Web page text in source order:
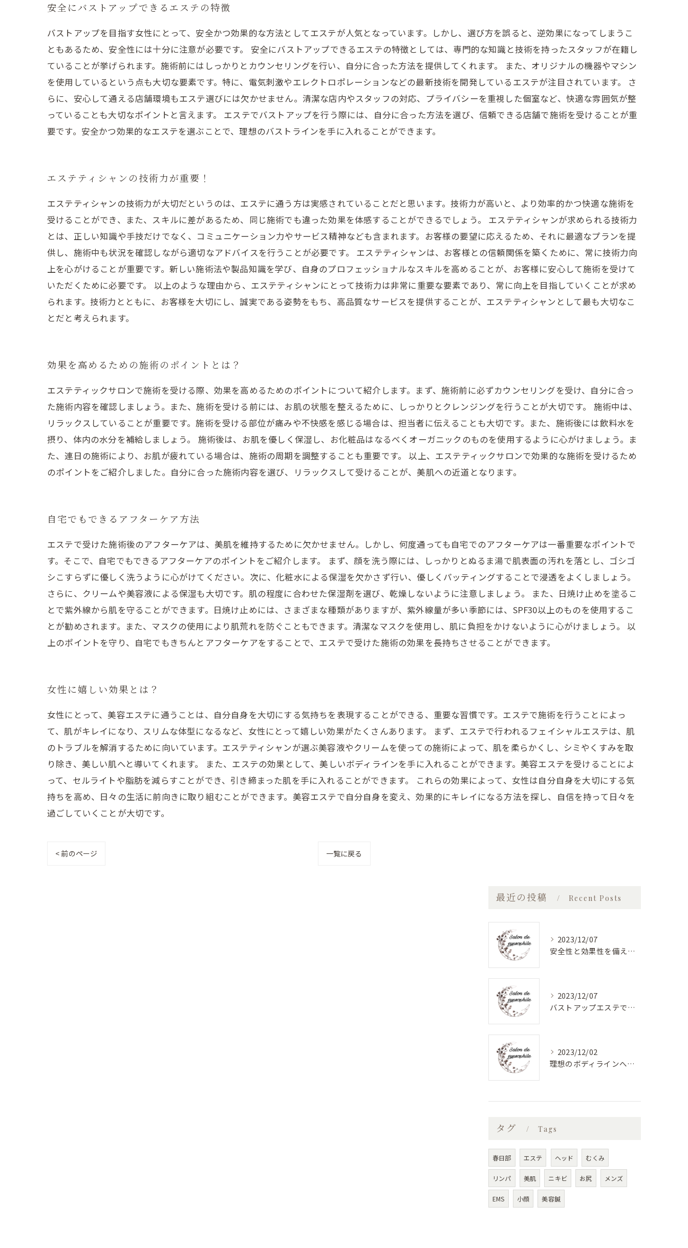
安全にバストアップできるエステの特徴
バストアップを目指す女性にとって、安全かつ効果的な方法としてエステが人気となっています。しかし、選び方を誤ると、逆効果になってしまうこ
ともあるため、安全性には十分に注意が必要です。 安全にバストアップできるエステの特徴としては、専門的な知識と技術を持ったスタッフが在籍し
ていることが挙げられます。施術前にはしっかりとカウンセリングを行い、自分に合った方法を提供してくれます。 また、オリジナルの機器やマシン
を使用しているという点も大切な要素です。特に、電気刺激やエレクトロポレーションなどの最新技術を開発しているエステが注目されています。 さ
らに、安心して通える店舗環境もエステ選びには欠かせません。清潔な店内やスタッフの対応、プライバシーを重視した個室など、快適な雰囲気が整
っていることも大切なポイントと言えます。 エステでバストアップを行う際には、自分に合った方法を選び、信頼できる店舗で施術を受けることが重
要です。安全かつ効果的なエステを選ぶことで、理想のバストラインを手に入れることができます。
エステティシャンの技術力が重要！
エステティシャンの技術力が大切だというのは、エステに通う方は実感されていることだと思います。技術力が高いと、より効率的かつ快適な施術を
受けることができ、また、スキルに差があるため、同じ施術でも違った効果を体感することができるでしょう。 エステティシャンが求められる技術力
とは、正しい知識や手技だけでなく、コミュニケーション力やサービス精神なども含まれます。お客様の要望に応えるため、それに最適なプランを提
供し、施術中も状況を確認しながら適切なアドバイスを行うことが必要です。 エステティシャンは、お客様との信頼関係を築くために、常に技術力向
上を心がけることが重要です。新しい施術法や製品知識を学び、自身のプロフェッショナルなスキルを高めることが、お客様に安心して施術を受けて
いただくために必要です。 以上のような理由から、エステティシャンにとって技術力は非常に重要な要素であり、常に向上を目指していくことが求め
られます。技術力とともに、お客様を大切にし、誠実である姿勢をもち、高品質なサービスを提供することが、エステティシャンとして最も大切なこ
とだと考えられます。
効果を高めるための施術のポイントとは？
エステティックサロンで施術を受ける際、効果を高めるためのポイントについて紹介します。まず、施術前に必ずカウンセリングを受け、自分に合っ
た施術内容を確認しましょう。また、施術を受ける前には、お肌の状態を整えるために、しっかりとクレンジングを行うことが大切です。 施術中は、
リラックスしていることが重要です。施術を受ける部位が痛みや不快感を感じる場合は、担当者に伝えることも大切です。また、施術後には飲料水を
摂り、体内の水分を補給しましょう。 施術後は、お肌を優しく保湿し、お化粧品はなるべくオーガニックのものを使用するように心がけましょう。ま
た、連日の施術により、お肌が疲れている場合は、施術の周期を調整することも重要です。 以上、エステティックサロンで効果的な施術を受けるため
のポイントをご紹介しました。自分に合った施術内容を選び、リラックスして受けることが、美肌への近道となります。
自宅でもできるアフターケア方法
エステで受けた施術後のアフターケアは、美肌を維持するために欠かせません。しかし、何度通っても自宅でのアフターケアは一番重要なポイントで
す。そこで、自宅でもできるアフターケアのポイントをご紹介します。 まず、顔を洗う際には、しっかりとぬるま湯で肌表面の汚れを落とし、ゴシゴ
シこすらずに優しく洗うように心がけてください。次に、化粧水による保湿を欠かさず行い、優しくパッティングすることで浸透をよくしましょう。
さらに、クリームや美容液による保湿も大切です。肌の程度に合わせた保湿剤を選び、乾燥しないように注意しましょう。 また、日焼け止めを塗るこ
とで紫外線から肌を守ることができます。日焼け止めには、さまざまな種類がありますが、紫外線量が多い季節には、SPF30以上のものを使用するこ
とが勧めされます。また、マスクの使用により肌荒れを防ぐこともできます。清潔なマスクを使用し、肌に負担をかけないように心がけましょう。 以
上のポイントを守り、自宅でもきちんとアフターケアをすることで、エステで受けた施術の効果を長持ちさせることができます。
女性に嬉しい効果とは？
女性にとって、美容エステに通うことは、自分自身を大切にする気持ちを表現することができる、重要な習慣です。エステで施術を行うことによっ
て、肌がキレイになり、スリムな体型になるなど、女性にとって嬉しい効果がたくさんあります。 まず、エステで行われるフェイシャルエステは、肌
のトラブルを解消するために向いています。エステティシャンが選ぶ美容液やクリームを使っての施術によって、肌を柔らかくし、シミやくすみを取
り除き、美しい肌へと導いてくれます。 また、エステの効果として、美しいボディラインを手に入れることができます。美容エステを受けることによ
って、セルライトや脂肪を減らすことができ、引き締まった肌を手に入れることができます。 これらの効果によって、女性は自分自身を大切にする気
持ちを高め、日々の生活に前向きに取り組むことができます。美容エステで自分自身を変え、効果的にキレイになる方法を探し、自信を持って日々を
過ごしていくことが大切です。
< 前のページ 一覧に戻る
最近の投稿 Recent Posts
2023/12/07
安全性と効果性を備えたバストアップエステ
2023/12/07
バストアップエステで美しく健康的なバストに！最新バストケアサロン特集
2023/12/02
理想のボディラインへ！安心のバストアップエステ
タグ Tags
春日部 エステ ヘッド むくみ
リンパ 美肌 ニキビ お尻 メンズ
EMS 小顔 美容鍼